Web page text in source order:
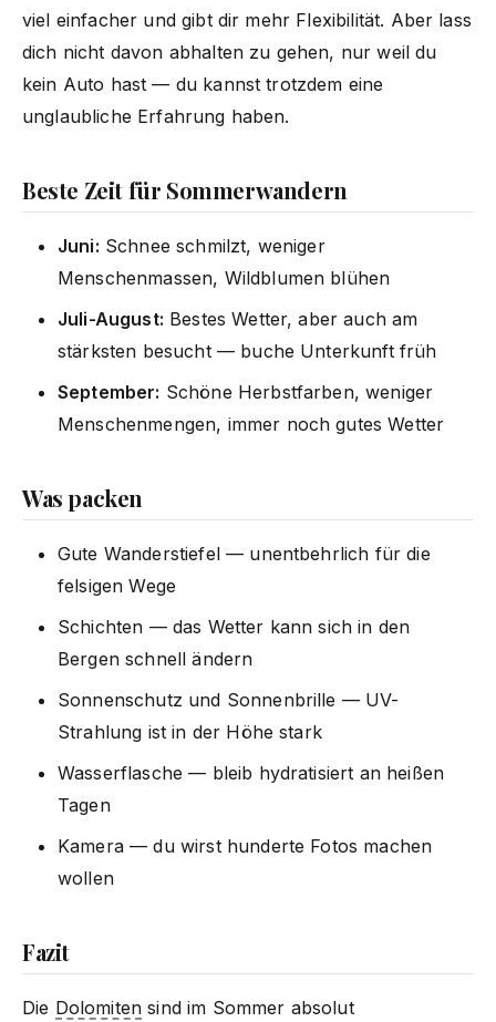
viel einfacher und gibt dir mehr Flexibilität. Aber lass
dich nicht davon abhalten zu gehen, nur weil du
kein Auto hast — du kannst trotzdem eine
unglaubliche Erfahrung haben.
Beste Zeit für Sommerwandern
Juni: Schnee schmilzt, weniger
Menschenmassen, Wildblumen blühen
Juli-August: Bestes Wetter, aber auch am
stärksten besucht — buche Unterkunft früh
September: Schöne Herbstfarben, weniger
Menschenmengen, immer noch gutes Wetter
Was packen
Gute Wanderstiefel — unentbehrlich für die
felsigen Wege
Schichten — das Wetter kann sich in den
Bergen schnell ändern
Sonnenschutz und Sonnenbrille — UV-
Strahlung ist in der Höhe stark
Wasserflasche — bleib hydratisiert an heißen
Tagen
Kamera — du wirst hunderte Fotos machen
wollen
Fazit
Die Dolomiten sind im Sommer absolut